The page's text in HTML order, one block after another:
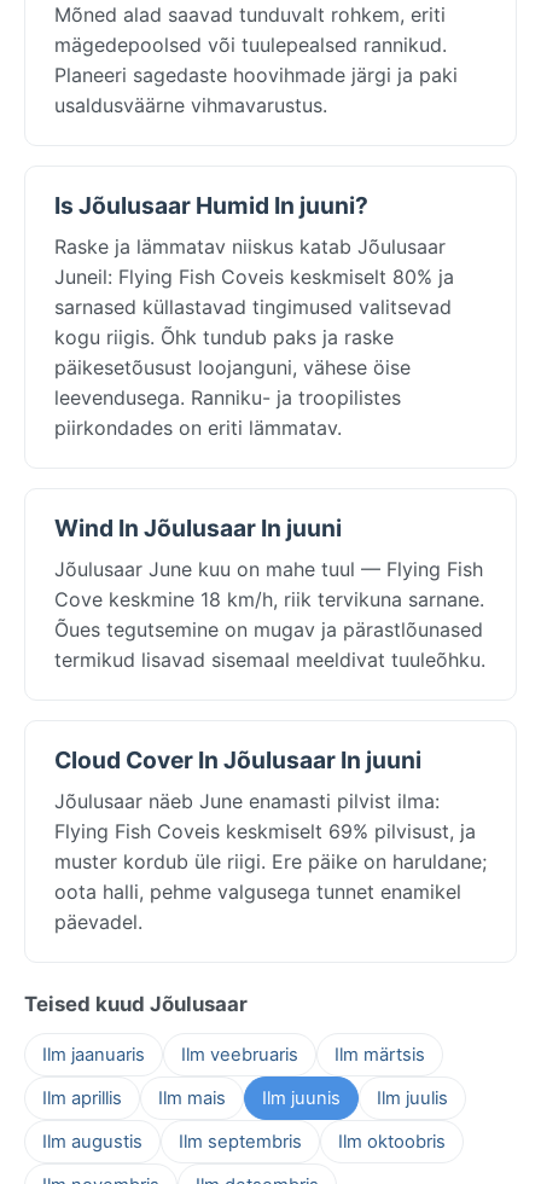
Mõned alad saavad tunduvalt rohkem, eriti
mägedepoolsed või tuulepealsed rannikud.
Planeeri sagedaste hoovihmade järgi ja paki
usaldusväärne vihmavarustus.
Is Jõulusaar Humid In juuni?
Raske ja lämmatav niiskus katab Jõulusaar
Juneil: Flying Fish Coveis keskmiselt 80% ja
sarnased küllastavad tingimused valitsevad
kogu riigis. Õhk tundub paks ja raske
päikesetõusust loojanguni, vähese öise
leevendusega. Ranniku- ja troopilistes
piirkondades on eriti lämmatav.
Wind In Jõulusaar In juuni
Jõulusaar June kuu on mahe tuul — Flying Fish
Cove keskmine 18 km/h, riik tervikuna sarnane.
Õues tegutsemine on mugav ja pärastlõunased
termikud lisavad sisemaal meeldivat tuuleõhku.
Cloud Cover In Jõulusaar In juuni
Jõulusaar näeb June enamasti pilvist ilma:
Flying Fish Coveis keskmiselt 69% pilvisust, ja
muster kordub üle riigi. Ere päike on haruldane;
oota halli, pehme valgusega tunnet enamikel
päevadel.
Teised kuud Jõulusaar
Ilm jaanuaris Ilm veebruaris
Ilm märtsis
Ilm aprillis
Ilm mais Ilm juunis
Ilm juulis
Ilm augustis
Ilm septembris
Ilm oktoobris